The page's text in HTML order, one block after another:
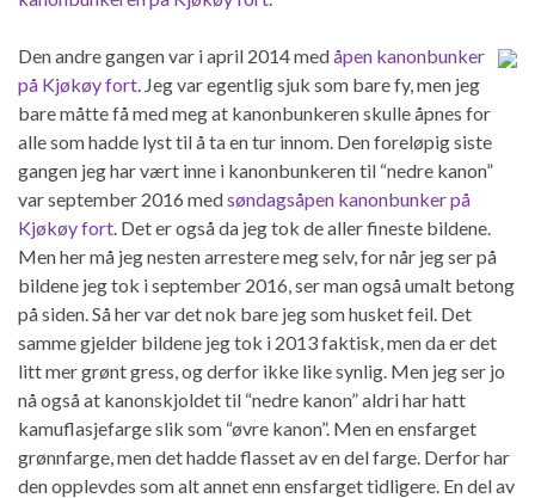
Den andre gangen var i april 2014 medåpen kanonbunker
på Kjøkøy fort . Jeg var egentlig sjuk som bare fy, men jeg
bare måtte få med meg at kanonbunkeren skulle åpnes for
alle som hadde lyst til å ta en tur innom. Den foreløpig siste
gangen jeg har vært inne i kanonbunkeren til “nedre kanon”
var september 2016 medsøndagsåpen kanonbunker på
Kjøkøy fort . Det er også da jeg tok de aller fineste bildene.
Men her må jeg nesten arrestere meg selv, for når jeg ser på
bildene jeg tok i september 2016, ser man også umalt betong
på siden. Så her var det nok bare jeg som husket feil. Det
samme gjelder bildene jeg tok i 2013 faktisk, men da er det
litt mer grønt gress, og derfor ikke like synlig. Men jeg ser jo
nå også at kanonskjoldet til “nedre kanon” aldri har hatt
kamuflasjefarge slik som “øvre kanon”. Men en ensfarget
grønnfarge, men det hadde flasset av en del farge. Derfor har
den opplevdes som alt annet enn ensfarget tidligere. En del av